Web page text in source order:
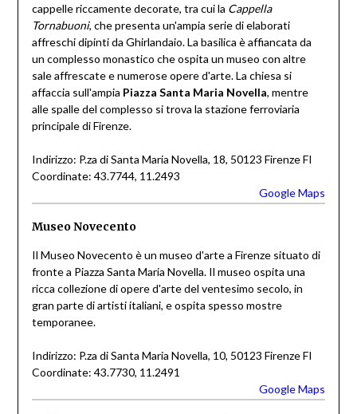
cappelle riccamente decorate, tra cui la Cappella
Tornabuoni, che presenta un'ampia serie di elaborati
affreschi dipinti da Ghirlandaio. La basilica è affiancata da
un complesso monastico che ospita un museo con altre
sale affrescate e numerose opere d'arte. La chiesa si
affaccia sull'ampia Piazza Santa Maria Novella, mentre
alle spalle del complesso si trova la stazione ferroviaria
principale di Firenze.
Indirizzo: P.za di Santa Maria Novella, 18, 50123 Firenze FI
Coordinate: 43.7744, 11.2493
Google Maps
Museo Novecento
Il Museo Novecento è un museo d'arte a Firenze situato di
fronte a Piazza Santa Maria Novella. Il museo ospita una
ricca collezione di opere d'arte del ventesimo secolo, in
gran parte di artisti italiani, e ospita spesso mostre
temporanee.
Indirizzo: P.za di Santa Maria Novella, 10, 50123 Firenze FI
Coordinate: 43.7730, 11.2491
Google Maps